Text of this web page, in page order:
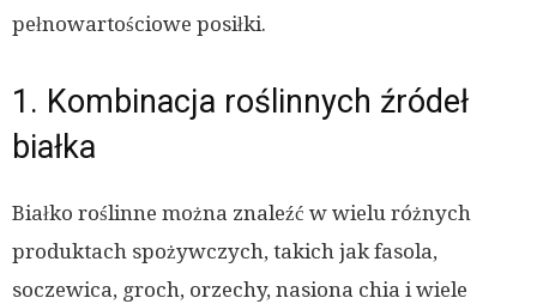
pełnowartościowe posiłki.
1. Kombinacja roślinnych źródeł
białka
Białko roślinne można znaleźć w wielu różnych
produktach spożywczych, takich jak fasola,
soczewica, groch, orzechy, nasiona chia i wiele